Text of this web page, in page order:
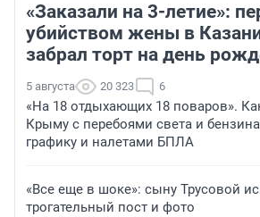
«Заказали на 3-летие»:
убийством жены в
забрал торт на день
5 августа 20 323 6
«На 18 отдыхающих 18 поваров».
Крыму с перебоями света и
графику и налетами БПЛА
«Все еще в шоке»: сыну Трусовой
трогательный пост и фото